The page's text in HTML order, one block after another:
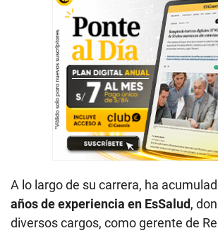
A lo largo de su carrera, ha
años de experiencia en EsSalud,
diversos cargos, como gerente de